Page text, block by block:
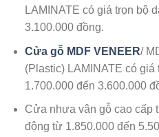
LAMINATE có giá trọn bộ
3.100.000 đồng.
Cửa gỗ MDF VENEER/
(Plastic) LAMINATE có
1.700.000 đến 3.600.000
Cửa nhựa vân gỗ cao cấp
động từ 1.850.000 đến